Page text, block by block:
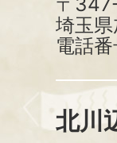
埼玉
電話
北川